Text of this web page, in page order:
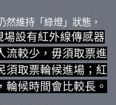
然維持「綠燈」狀態，
場設有紅外線傳感器
流較少，毋須取票進
須取票輪候進場；紅
輪候時間會比較長。